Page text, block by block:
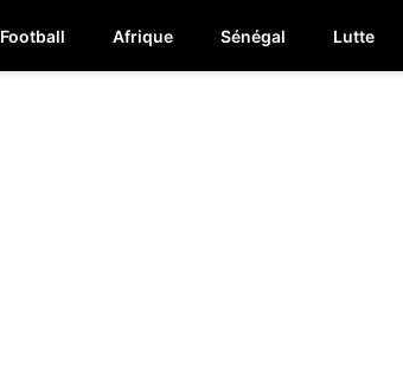
Football Afrique Sénégal Lutte